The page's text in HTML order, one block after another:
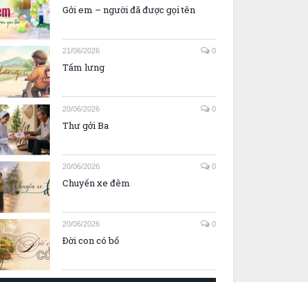
Gởi em – người đã được gọi tên
21/06/2026 0
Tấm lưng
20/06/2026 0
Thư gởi Ba
20/06/2026 0
Chuyến xe đêm
20/06/2026 0
Đời con có bố